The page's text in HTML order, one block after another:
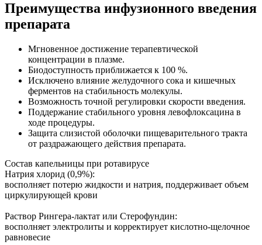
Преимущества инфузионного введения
препарата
Мгновенное достижение терапевтической
концентрации в плазме.
Биодоступность приближается к 100 %.
Исключено влияние желудочного сока и кишечных
ферментов на стабильность молекулы.
Возможность точной регулировки скорости введения.
Поддержание стабильного уровня левофлоксацина в
ходе процедуры.
Защита слизистой оболочки пищеварительного тракта
от раздражающего действия препарата.
Состав капельницы при ротавирусе
Натрия хлорид (0,9%):
восполняет потерю жидкости и натрия, поддерживает объем
циркулирующей крови
Раствор Рингера-лактат или Стерофундин:
восполняет электролиты и корректирует кислотно-щелочное
равновесие